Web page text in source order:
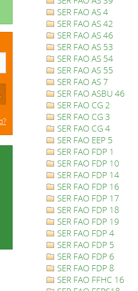
SER FAO AS 4
SER FAO AS 42
SER FAO AS 46
SER FAO AS 53
SER FAO AS 54
SER FAO AS 55
SER FAO AS 7
SER FAO ASBU 46
SER FAO CG 2
SER FAO CG 3
SER FAO CG 4
SER FAO EEP 5
SER FAO FDP 1
SER FAO FDP 10
SER FAO FDP 14
SER FAO FDP 16
SER FAO FDP 17
SER FAO FDP 18
SER FAO FDP 19
SER FAO FDP 4
SER FAO FDP 5
SER FAO FDP 6
SER FAO FDP 8
SER FAO FFHC 16